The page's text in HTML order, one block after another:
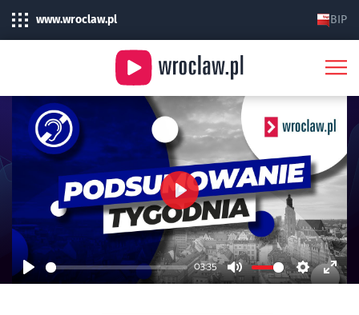
www.wroclaw.pl BIP
Play
03:35
Mute SettingsEnter
Play